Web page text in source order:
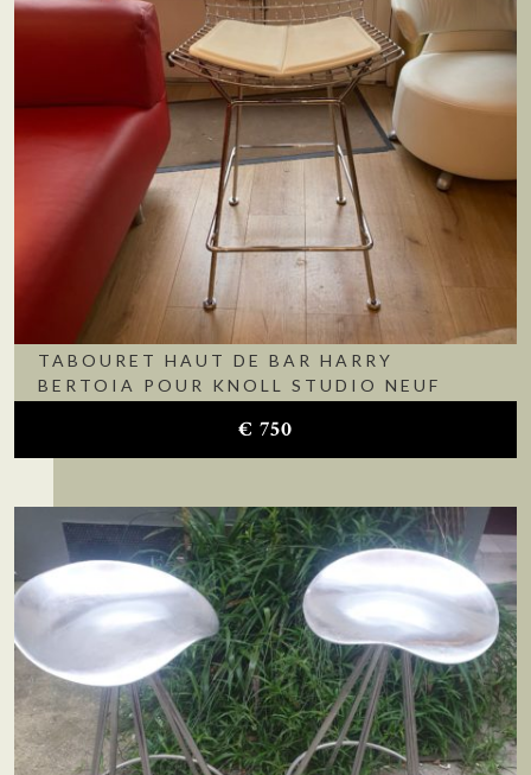
TABOURET HAUT DE BAR HARRY
BERTOIA POUR KNOLL STUDIO NEUF
€ 750